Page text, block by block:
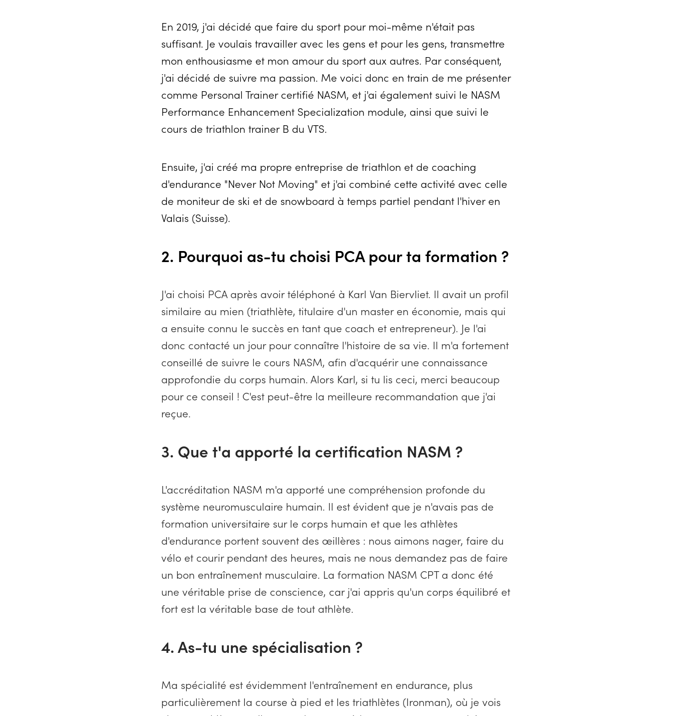
En 2019, j'ai décidé que faire du sport pour moi-même n'était pas
suffisant. Je voulais travailler avec les gens et pour les gens, transmettre
mon enthousiasme et mon amour du sport aux autres. Par conséquent,
j'ai décidé de suivre ma passion. Me voici donc en train de me présenter
comme Personal Trainer certifié NASM, et j'ai également suivi le NASM
Performance Enhancement Specialization module, ainsi que suivi le
cours de triathlon trainer B du VTS.
Ensuite, j'ai créé ma propre entreprise de triathlon et de coaching
d'endurance "Never Not Moving" et j'ai combiné cette activité avec celle
de moniteur de ski et de snowboard à temps partiel pendant l'hiver en
Valais (Suisse).
2. Pourquoi as-tu choisi PCA pour ta formation ?
J'ai choisi PCA après avoir téléphoné à Karl Van Biervliet. Il avait un profil
similaire au mien (triathlète, titulaire d'un master en économie, mais qui
a ensuite connu le succès en tant que coach et entrepreneur). Je l'ai
donc contacté un jour pour connaître l'histoire de sa vie. Il m'a fortement
conseillé de suivre le cours NASM, afin d'acquérir une connaissance
approfondie du corps humain. Alors Karl, si tu lis ceci, merci beaucoup
pour ce conseil ! C'est peut-être la meilleure recommandation que j'ai
reçue.
3. Que t'a apporté la certification NASM ?
L'accréditation NASM m'a apporté une compréhension profonde du
système neuromusculaire humain. Il est évident que je n'avais pas de
formation universitaire sur le corps humain et que les athlètes
d'endurance portent souvent des œillères : nous aimons nager, faire du
vélo et courir pendant des heures, mais ne nous demandez pas de faire
un bon entraînement musculaire. La formation NASM CPT a donc été
une véritable prise de conscience, car j'ai appris qu'un corps équilibré et
fort est la véritable base de tout athlète.
4. As-tu une spécialisation ?
Ma spécialité est évidemment l'entraînement en endurance, plus
particulièrement la course à pied et les triathlètes (Ironman), où je vois